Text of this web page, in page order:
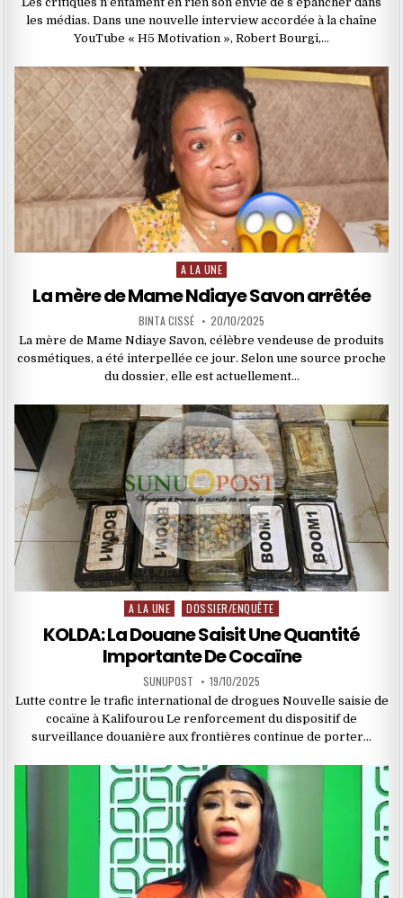
les médias. Dans une nouvelle interview accordée à la chaîne
YouTube « H5 Motivation », Robert Bourgi,…
Posted
A LA UNE
La mère de Mame Ndiaye Savon arrêtée
BINTA CISSÉ 20/10/2025
La mère de Mame Ndiaye Savon, célèbre vendeuse de produits
cosmétiques, a été interpellée ce jour. Selon une source proche
du dossier, elle est actuellement…
Posted
in
A LA UNE DOSSIER/ENQUÊTE
KOLDA: La Douane Saisit Une Quantité
Importante De Cocaïne
SUNUPOST 19/10/2025
Lutte contre le trafic international de drogues Nouvelle saisie de
cocaïne à Kalifourou Le renforcement du dispositif de
surveillance douanière aux frontières continue de porter…